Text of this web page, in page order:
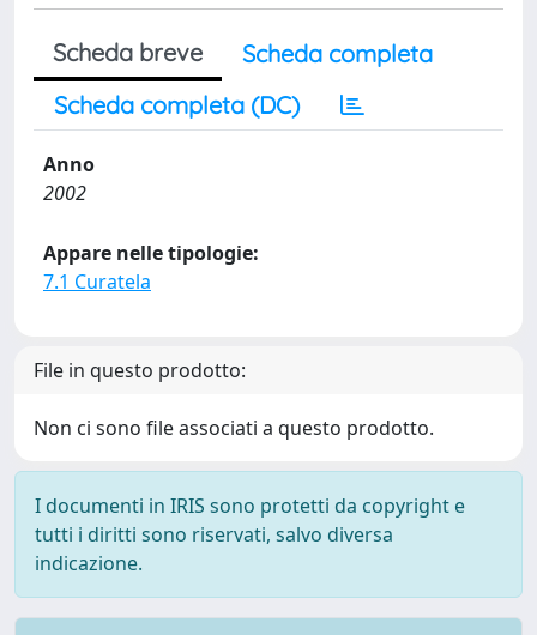
Scheda breve
Scheda completa
Scheda completa (DC)
Anno
2002
Appare nelle tipologie:
7.1 Curatela
File in questo prodotto:
Non ci sono file associati a questo prodotto.
I documenti in IRIS sono protetti da copyright e
tutti i diritti sono riservati, salvo diversa
indicazione.